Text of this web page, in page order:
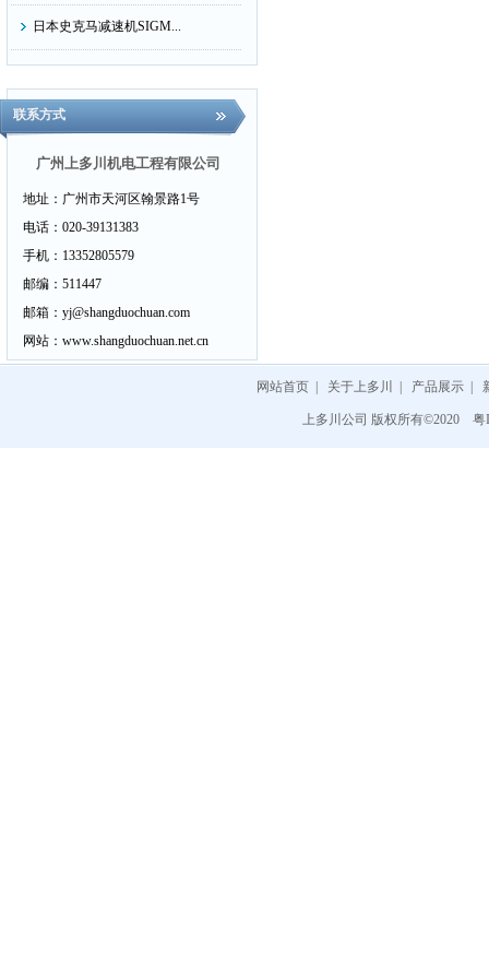
日本史克马减速机SIGM...
日本太阳TAIYO
日本昭和TECHNOSYOWA...
日本大和电业DAIWADEN...
日本科赋乐KOFLOC...
日本NTS日本特殊測器...
日本油研YUKEN
联系方式
广州上多川机电工程有限公司
地址： 广州市天河区翰景路1号
电话： 020-39131383
手机： 13352805579
邮编： 511447
邮箱： yj@shangduochuan.com
网站： www.shangduochuan.net.cn
网站首页| 关于上多川 产品展示|
上多川公司 版权所有©2020 粤